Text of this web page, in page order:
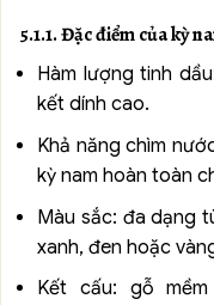
5.1.1. Đặc điểm của kỳ
Hàm lượng tinh
kết dính cao.
Khả năng chìm
kỳ nam hoàn toàn
Màu sắc: đa dạng
xanh, đen hoặc
Kết cấu: gỗ